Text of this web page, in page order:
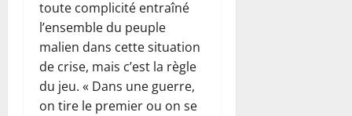
toute complicité entraîné
l’ensemble du peuple
malien dans cette situation
de crise, mais c’est la règle
du jeu. « Dans une guerre,
on tire le premier ou on se